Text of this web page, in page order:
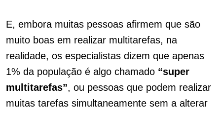
E, embora muitas pessoas afirmem que são
muito boas em realizar multitarefas, na
realidade, os especialistas dizem que apenas
1% da população é algo chamado “super
multitarefas”, ou pessoas que podem realizar
muitas tarefas simultaneamente sem a alterar